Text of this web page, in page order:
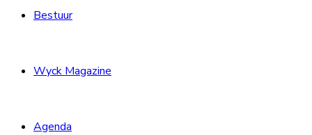
Bestuur
Wyck Magazine
Agenda